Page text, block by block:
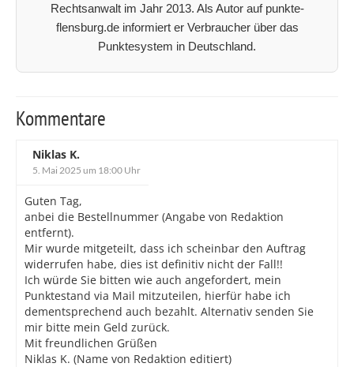
Rechtsanwalt im Jahr 2013. Als Autor auf punkte-
flensburg.de informiert er Verbraucher über das
Punktesystem in Deutschland.
Kommentare
Niklas K.
5. Mai 2025 um 18:00 Uhr
Guten Tag,
anbei die Bestellnummer (Angabe von Redaktion
entfernt).
Mir wurde mitgeteilt, dass ich scheinbar den Auftrag
widerrufen habe, dies ist definitiv nicht der Fall!!
Ich würde Sie bitten wie auch angefordert, mein
Punktestand via Mail mitzuteilen, hierfür habe ich
dementsprechend auch bezahlt. Alternativ senden Sie
mir bitte mein Geld zurück.
Mit freundlichen Grüßen
Niklas K. (Name von Redaktion editiert)